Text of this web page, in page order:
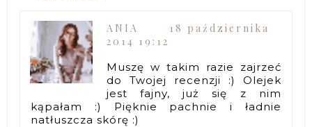
ANIA
18 października
2014 19:12
Muszę w takim razie zajrzeć
do Twojej recenzji :) Olejek
jest fajny, już się z nim
kąpałam :) Pięknie pachnie i ładnie
natłuszcza skórę :)